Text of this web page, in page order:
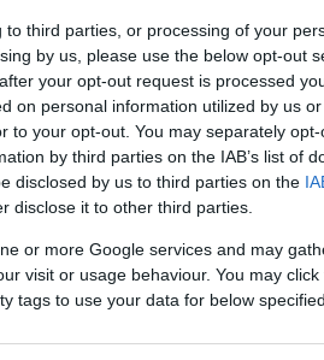
third parties, or processing of your
by us, please use the below opt-out
your opt-out request is processed
on personal information utilized by us
to your opt-out. You may separately
by third parties on the IAB’s list of
disclosed by us to third parties on the
disclose it to other third parties.
or more Google services and may
visit or usage behaviour. You may
tags to use your data for below
της αλληλούχισης
τις αλληλουχίες DNA και
τις παθογόνες μεταλλάξεις.